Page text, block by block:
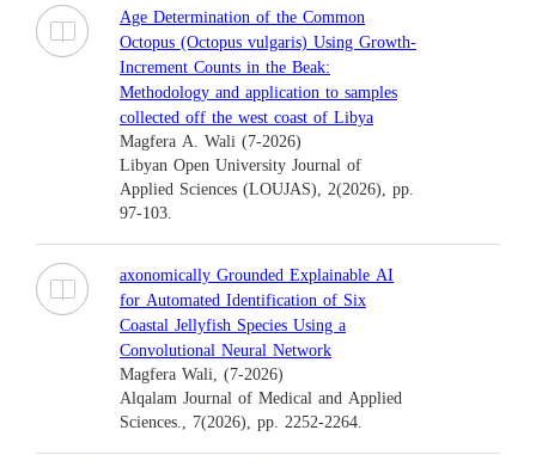
Age Determination of the Common
Octopus (Octopus vulgaris) Using Growth-
Increment Counts in the Beak:
Methodology and application to samples
collected off the west coast of Libya
Magfera A. Wali (7-2026)
Libyan Open University Journal of
Applied Sciences (LOUJAS), 2(2026), pp.
97-103.
axonomically Grounded Explainable AI
for Automated Identification of Six
Coastal Jellyfish Species Using a
Convolutional Neural Network
Magfera Wali, (7-2026)
Alqalam Journal of Medical and Applied
Sciences., 7(2026), pp. 2252-2264.